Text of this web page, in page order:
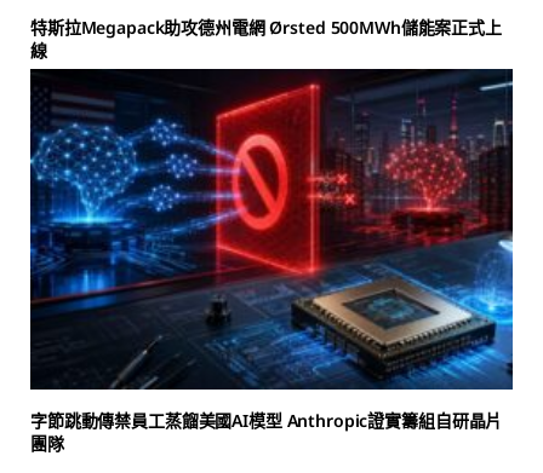
特斯拉Megapack助攻德州電網 Ørsted 500MWh儲能案正式上
線
字節跳動傳禁員工蒸餾美國AI模型 Anthropic證實籌組自研晶片
團隊